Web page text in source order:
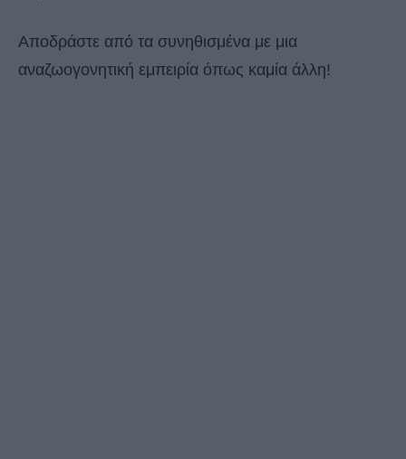
Αποδράστε από τα συνηθισμένα με μια
αναζωογονητική εμπειρία όπως καμία άλλη!